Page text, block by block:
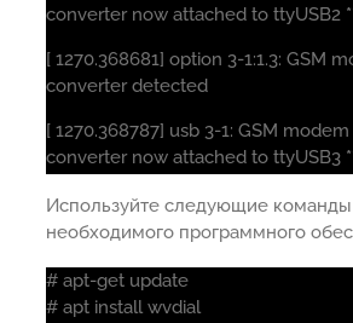
converter now attached to ttyUSB2
[ 1270.368681] option 3-1:1.3: GSM
converter detected
[ 1270.368787] usb 3-1: GSM
converter now attached to ttyUSB3
Используйте следующие команды
необходимого программного
# apt-get update
# apt install wvdial